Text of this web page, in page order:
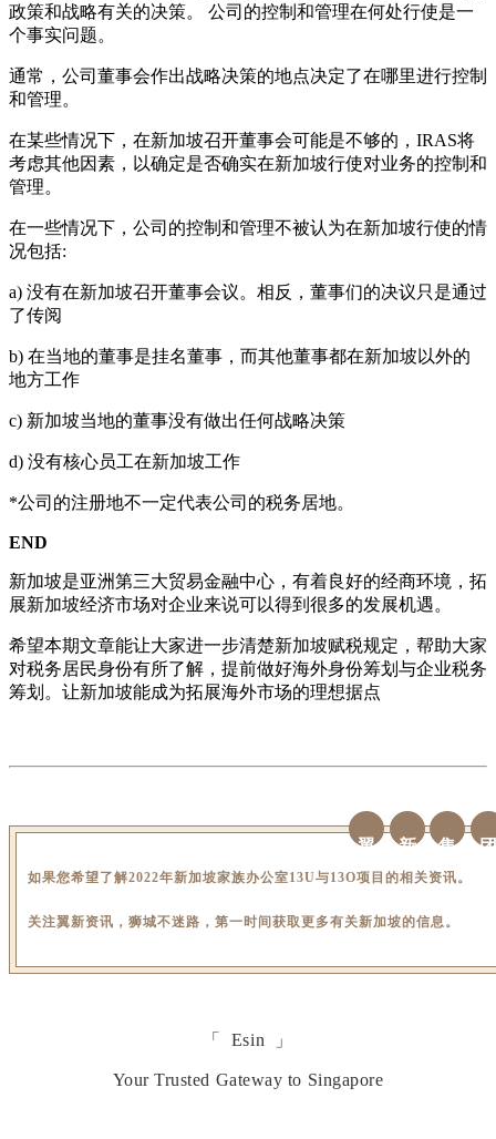
政策和战略有关的决策。 公司的控制和管理在何处行使是一
个事实问题。
通常，公司董事会作出战略决策的地点决定了在哪里进行控制
和管理。
在某些情况下，在新加坡召开董事会可能是不够的，IRAS将
考虑其他因素，以确定是否确实在新加坡行使对业务的控制和
管理。
在一些情况下，公司的控制和管理不被认为在新加坡行使的情
况包括:
a) 没有在新加坡召开董事会议。相反，董事们的决议只是通过
了传阅
b) 在当地的董事是挂名董事，而其他董事都在新加坡以外的
地方工作
c) 新加坡当地的董事没有做出任何战略决策
d) 没有核心员工在新加坡工作
*公司的注册地不一定代表公司的税务居地。
END
新加坡是亚洲第三大贸易金融中心，有着良好的经商环境，拓
展新加坡经济市场对企业来说可以得到很多的发展机遇。
希望本期文章能让大家进一步清楚新加坡赋税规定，帮助大家
对税务居民身份有所了解，提前做好海外身份筹划与企业税务
筹划。让新加坡能成为拓展海外市场的理想据点
翼 新 集
如果您希望了解2022年新加坡家族办公室13U与13O项目的相关资讯。
关注翼新资讯，狮城不迷路，第一时间获取更多有关新加坡的信息。
「 Esin 」
Your Trusted Gateway to Singapore